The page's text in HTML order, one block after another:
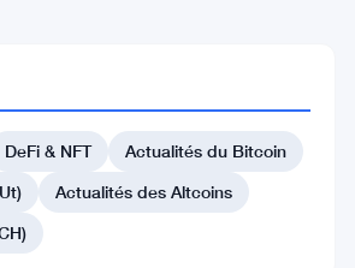
DeFi & NFT
Actualités du Bitcoin
Actualités des Altcoins